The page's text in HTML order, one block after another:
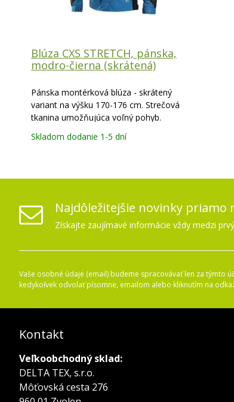
Blúza CXS STRETCH, pánska,
modro-čierna (skrátená)
Pánska montérková blúza - skrátený
variant na výšku 170-176 cm. Strečová
tkanina umožňujúca voľný pohyb.
Skladom dodanie 1-5 dní
Najdôležitejšie novinky priamo
Získajte zaujímavé informácie vždy medzi
Vaše osobné údaje (email) budeme spracovávať len za týmto
kedykoľvek odvolať písomne, emailom alebo kliknutím na
Kontakt
Veľkoobchodný sklad:
DELTA TEX, s.r.o.
Môťovská cesta 276